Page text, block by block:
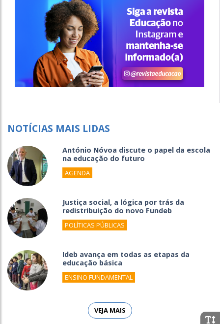
NOTÍCIAS MAIS LIDAS
António Nóvoa discute o papel da escola
na educação do futuro
AGENDA
Justiça social, a lógica por trás da
redistribuição do novo Fundeb
POLÍTICAS PÚBLICAS
Ideb avança em todas as etapas da
educação básica
ENSINO FUNDAMENTAL
VEJA MAIS